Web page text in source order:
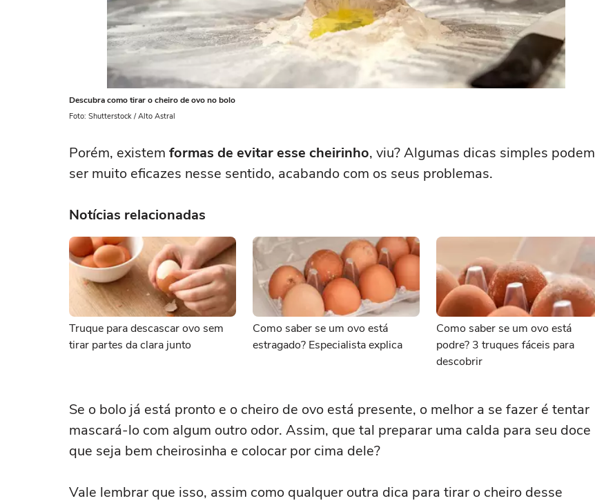
Descubra como tirar o cheiro de ovo no bolo
Foto: Shutterstock / Alto Astral
Porém, existem formas de evitar esse cheirinho, viu? Algumas dicas simples podem
ser muito eficazes nesse sentido, acabando com os seus problemas.
Notícias relacionadas
Truque para descascar ovo sem
tirar partes da clara junto
Como saber se um ovo está
estragado? Especialista explica
Como saber se um ovo está
podre? 3 truques fáceis para
descobrir
Se o bolo já está pronto e o cheiro de ovo está presente, o melhor a se fazer é tentar
mascará-lo com algum outro odor. Assim, que tal preparar uma calda para seu doce
que seja bem cheirosinha e colocar por cima dele?
Vale lembrar que isso, assim como qualquer outra dica para tirar o cheiro desse